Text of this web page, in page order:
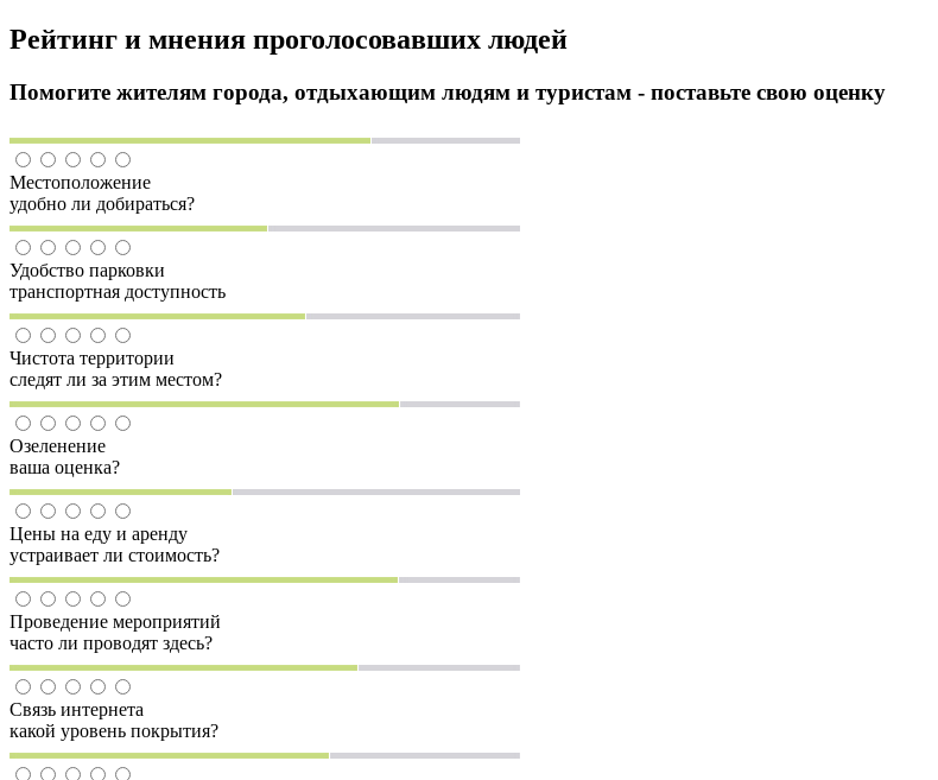
Рейтинг и мнения проголосовавших людей
Помогите жителям города, отдыхающим людям и туристам - поставьте свою оценку
Местоположение
удобно ли добираться?
Удобство парковки
транспортная доступность
Чистота территории
следят ли за этим местом?
Озеленение
ваша оценка?
Цены на еду и аренду
устраивает ли стоимость?
Проведение мероприятий
часто ли проводят здесь?
Связь интернета
какой уровень покрытия?